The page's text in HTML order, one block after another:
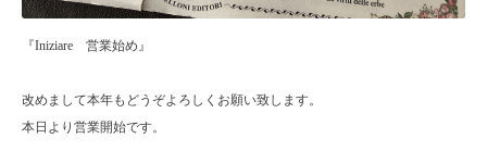
『Iniziare 営業始め』
改めまして本年もどうぞよろしくお願い致します。
本日より営業開始です。